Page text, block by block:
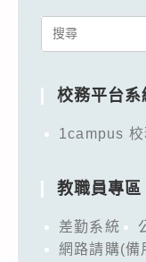
Search
校務平台系
1campus 校
教職員專區
差勤系統
網路請購(備